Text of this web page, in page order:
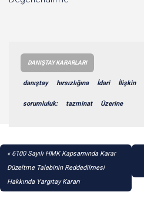
DANIŞTAY KARARLARI
danıştay hırsızlığına İdari İlişkin
sorumluluk: tazminat Üzerine
YAZI
GEZINMESI
6100 Sayılı HMK Kapsamında Karar
Düzeltme Talebinin Reddedilmesi
Hakkında Yargıtay Kararı